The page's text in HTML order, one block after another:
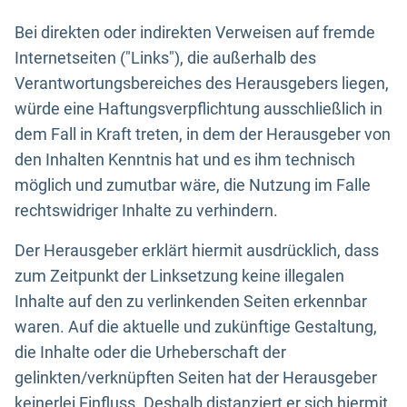
Bei direkten oder indirekten Verweisen auf fremde
Internetseiten ("Links"), die außerhalb des
Verantwortungsbereiches des Herausgebers liegen,
würde eine Haftungsverpflichtung ausschließlich in
dem Fall in Kraft treten, in dem der Herausgeber von
den Inhalten Kenntnis hat und es ihm technisch
möglich und zumutbar wäre, die Nutzung im Falle
rechtswidriger Inhalte zu verhindern.
Der Herausgeber erklärt hiermit ausdrücklich, dass
zum Zeitpunkt der Linksetzung keine illegalen
Inhalte auf den zu verlinkenden Seiten erkennbar
waren. Auf die aktuelle und zukünftige Gestaltung,
die Inhalte oder die Urheberschaft der
gelinkten/verknüpften Seiten hat der Herausgeber
keinerlei Einfluss. Deshalb distanziert er sich hiermit